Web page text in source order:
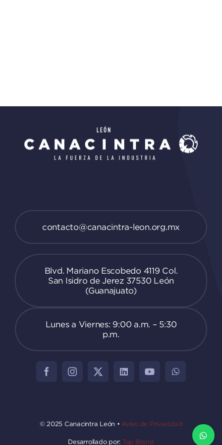
contacto@canacintra-leon.org.mx
Blvd. Mariano Escobedo 4119 Col.
San Isidro de Jerez 37530 León
(Guanajuato)
Lunes a Viernes: 9:00 a.m. – 5:30
p.m.
© 2025 Canacintra León • Aviso de Privacidad
Desarrollado por: Top Brand